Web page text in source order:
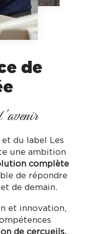
de
et du label Les
une ambition
complète
de répondre
de demain.
et innovation,
de cercueils,